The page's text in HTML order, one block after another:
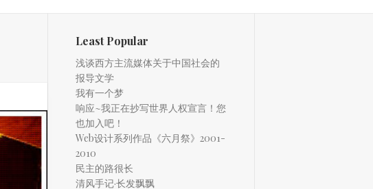
Least Popular
浅谈西方主流媒体关于中国社会的
报导文学
我有一个梦
响应~我正在抄写世界人权宣言！您
也加入吧！
Web设计系列作品《六月祭》2001-
2010
民主的路很长
清风手记·长发飘飘